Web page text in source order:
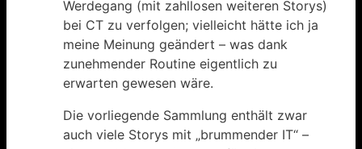
Werdegang (mit zahllosen weiteren Storys)
bei CT zu verfolgen; vielleicht hätte ich ja
meine Meinung geändert – was dank
zunehmender Routine eigentlich zu
erwarten gewesen wäre.
Die vorliegende Sammlung enthält zwar
auch viele Storys mit „brummender IT“ –